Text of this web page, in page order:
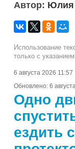
Автор: Юлия
Использование
только с указанием
6 августа 2026 11:57
Обновлено: 6
Одно
ездить